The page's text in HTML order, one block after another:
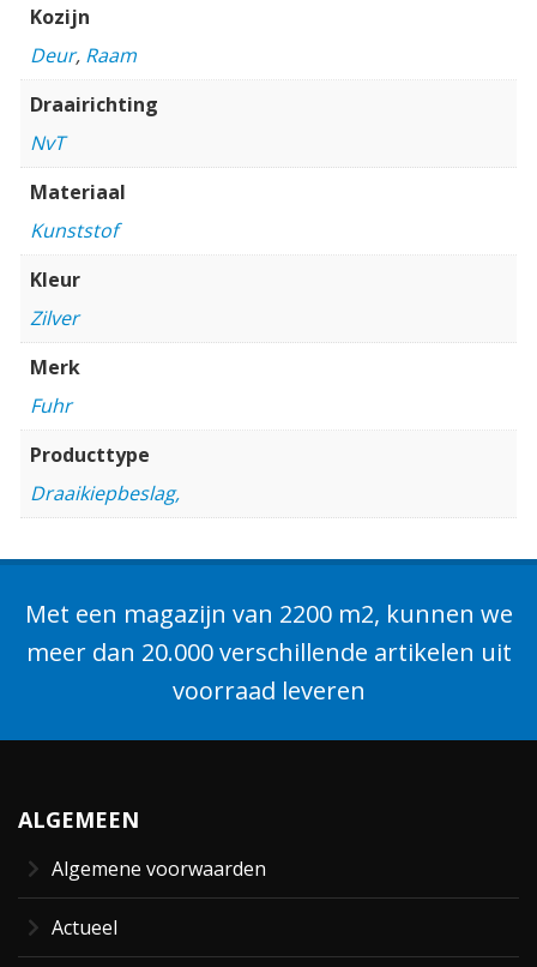
Kozijn
Deur, Raam
Draairichting
NvT
Materiaal
Kunststof
Kleur
Zilver
Merk
Fuhr
Producttype
Draaikiepbeslag,
Met een magazijn van 2200 m2, kunnen we
meer dan 20.000 verschillende artikelen uit
voorraad leveren
ALGEMEEN
Algemene voorwaarden
Actueel